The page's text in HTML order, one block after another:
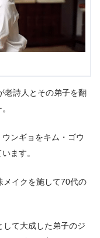
老詩人とその弟子を翻
ンギョをキム・ゴウ
ます。
メイクを施して70代の
て大成した弟子のジ